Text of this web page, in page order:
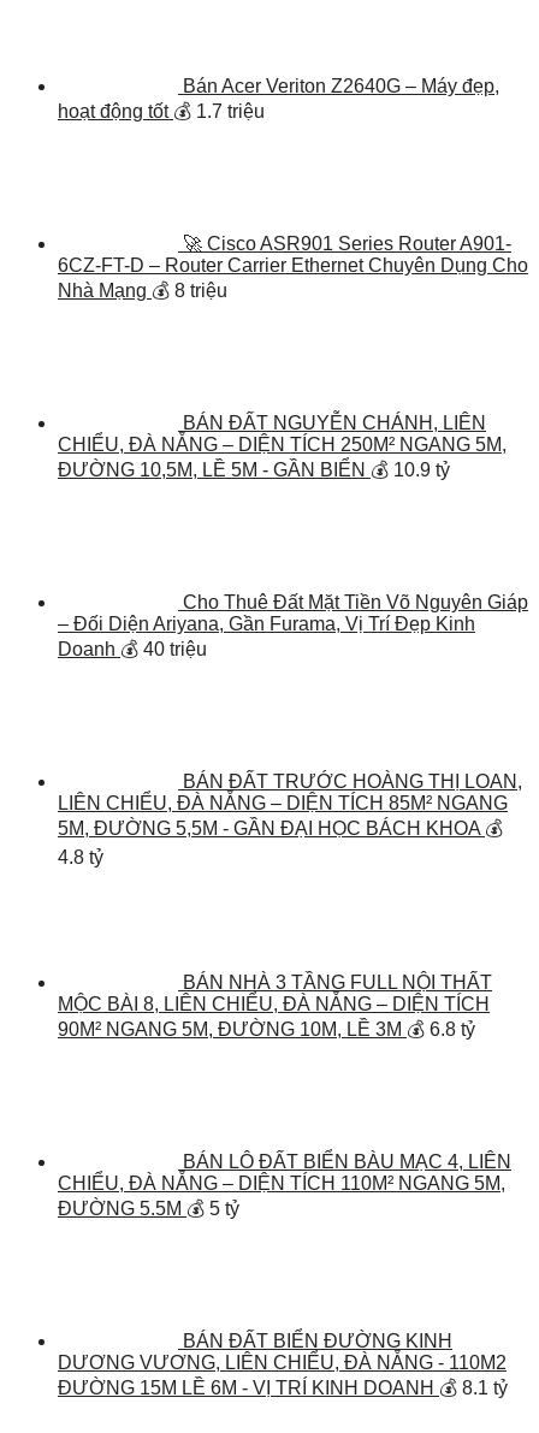
Bán Acer Veriton Z2640G – Máy đẹp,
hoạt động tốt 💰 1.7 triệu
🚀 Cisco ASR901 Series Router A901-
6CZ-FT-D – Router Carrier Ethernet Chuyên Dụng Cho
Nhà Mạng 💰 8 triệu
BÁN ĐẤT NGUYỄN CHÁNH, LIÊN
CHIỂU, ĐÀ NẴNG – DIỆN TÍCH 250M² NGANG 5M,
ĐƯỜNG 10,5M, LỀ 5M - GẦN BIỂN 💰 10.9 tỷ
Cho Thuê Đất Mặt Tiền Võ Nguyên Giáp
– Đối Diện Ariyana, Gần Furama, Vị Trí Đẹp Kinh
Doanh 💰 40 triệu
BÁN ĐẤT TRƯỚC HOÀNG THỊ LOAN,
LIÊN CHIỂU, ĐÀ NẴNG – DIỆN TÍCH 85M² NGANG
5M, ĐƯỜNG 5,5M - GẦN ĐẠI HỌC BÁCH KHOA 💰
4.8 tỷ
BÁN NHÀ 3 TẦNG FULL NỘI THẤT
MỘC BÀI 8, LIÊN CHIỂU, ĐÀ NẴNG – DIỆN TÍCH
90M² NGANG 5M, ĐƯỜNG 10M, LỀ 3M 💰 6.8 tỷ
BÁN LÔ ĐẤT BIỂN BÀU MẠC 4, LIÊN
CHIỂU, ĐÀ NẴNG – DIỆN TÍCH 110M² NGANG 5M,
ĐƯỜNG 5.5M 💰 5 tỷ
BÁN ĐẤT BIỂN ĐƯỜNG KINH
DƯƠNG VƯƠNG, LIÊN CHIỂU, ĐÀ NẴNG - 110M2
ĐƯỜNG 15M LỀ 6M - VỊ TRÍ KINH DOANH 💰 8.1 tỷ